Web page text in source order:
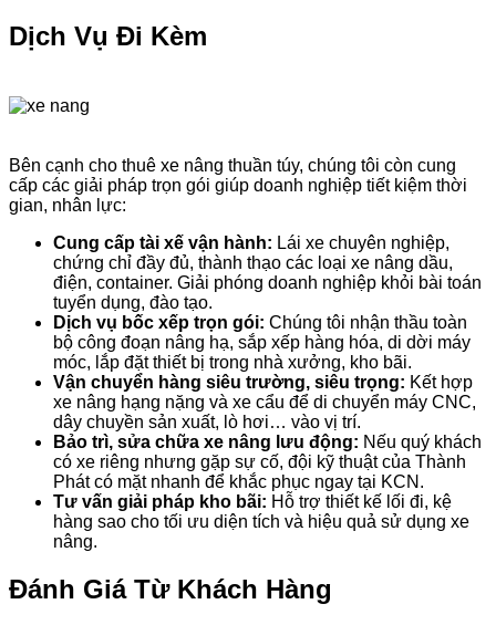
Dịch Vụ Đi Kèm
Bên cạnh cho thuê xe nâng thuần túy, chúng tôi còn cung
cấp các giải pháp trọn gói giúp doanh nghiệp tiết kiệm thời
gian, nhân lực:
Cung cấp tài xế vận hành: Lái xe chuyên nghiệp,
chứng chỉ đầy đủ, thành thạo các loại xe nâng dầu,
điện, container. Giải phóng doanh nghiệp khỏi bài toán
tuyển dụng, đào tạo.
Dịch vụ bốc xếp trọn gói: Chúng tôi nhận thầu toàn
bộ công đoạn nâng hạ, sắp xếp hàng hóa, di dời máy
móc, lắp đặt thiết bị trong nhà xưởng, kho bãi.
Vận chuyển hàng siêu trường, siêu trọng: Kết hợp
xe nâng hạng nặng và xe cẩu để di chuyển máy CNC,
dây chuyền sản xuất, lò hơi… vào vị trí.
Bảo trì, sửa chữa xe nâng lưu động: Nếu quý khách
có xe riêng nhưng gặp sự cố, đội kỹ thuật của Thành
Phát có mặt nhanh để khắc phục ngay tại KCN.
Tư vấn giải pháp kho bãi: Hỗ trợ thiết kế lối đi, kệ
hàng sao cho tối ưu diện tích và hiệu quả sử dụng xe
nâng.
Đánh Giá Từ Khách Hàng